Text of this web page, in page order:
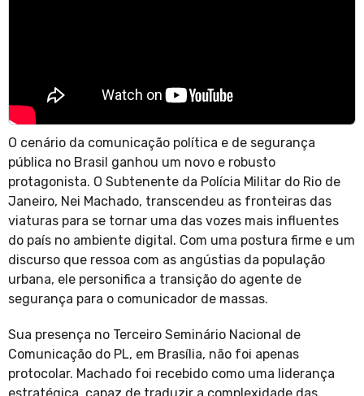
O cenário da comunicação política e de segurança
pública no Brasil ganhou um novo e robusto
protagonista. O Subtenente da Polícia Militar do Rio de
Janeiro, Nei Machado, transcendeu as fronteiras das
viaturas para se tornar uma das vozes mais influentes
do país no ambiente digital. Com uma postura firme e um
discurso que ressoa com as angústias da população
urbana, ele personifica a transição do agente de
segurança para o comunicador de massas.
Sua presença no Terceiro Seminário Nacional de
Comunicação do PL, em Brasília, não foi apenas
protocolar. Machado foi recebido como uma liderança